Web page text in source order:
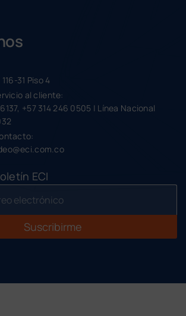
31 Piso 4
al cliente:
+57 314 246 0505 | Línea Nacional
ECI
Suscribirme